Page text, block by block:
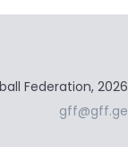
Federation, 2026
gff@gff.ge